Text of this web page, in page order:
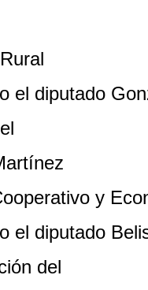
el diputado
y
el diputado
del